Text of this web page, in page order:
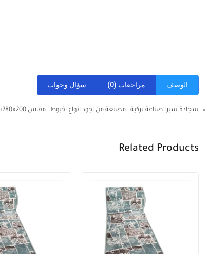
الوصف مراجعات (0) سؤال وجواب
سجادة سيرا صناعة تركية . مصنعة من اجود انواع اخيوط . مقاس 200×280سم . التصوير على الطبيعة . وزن السجادة 12 كيلو
Related Products